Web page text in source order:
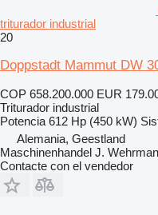
triturador industrial
20
Doppstadt Mammut DW
COP 658.200.000 EUR
Triturador industrial
Potencia 612 Hp (450 kW)
Alemania, Geestland
Maschinenhandel J.
Contacte con el vendedor